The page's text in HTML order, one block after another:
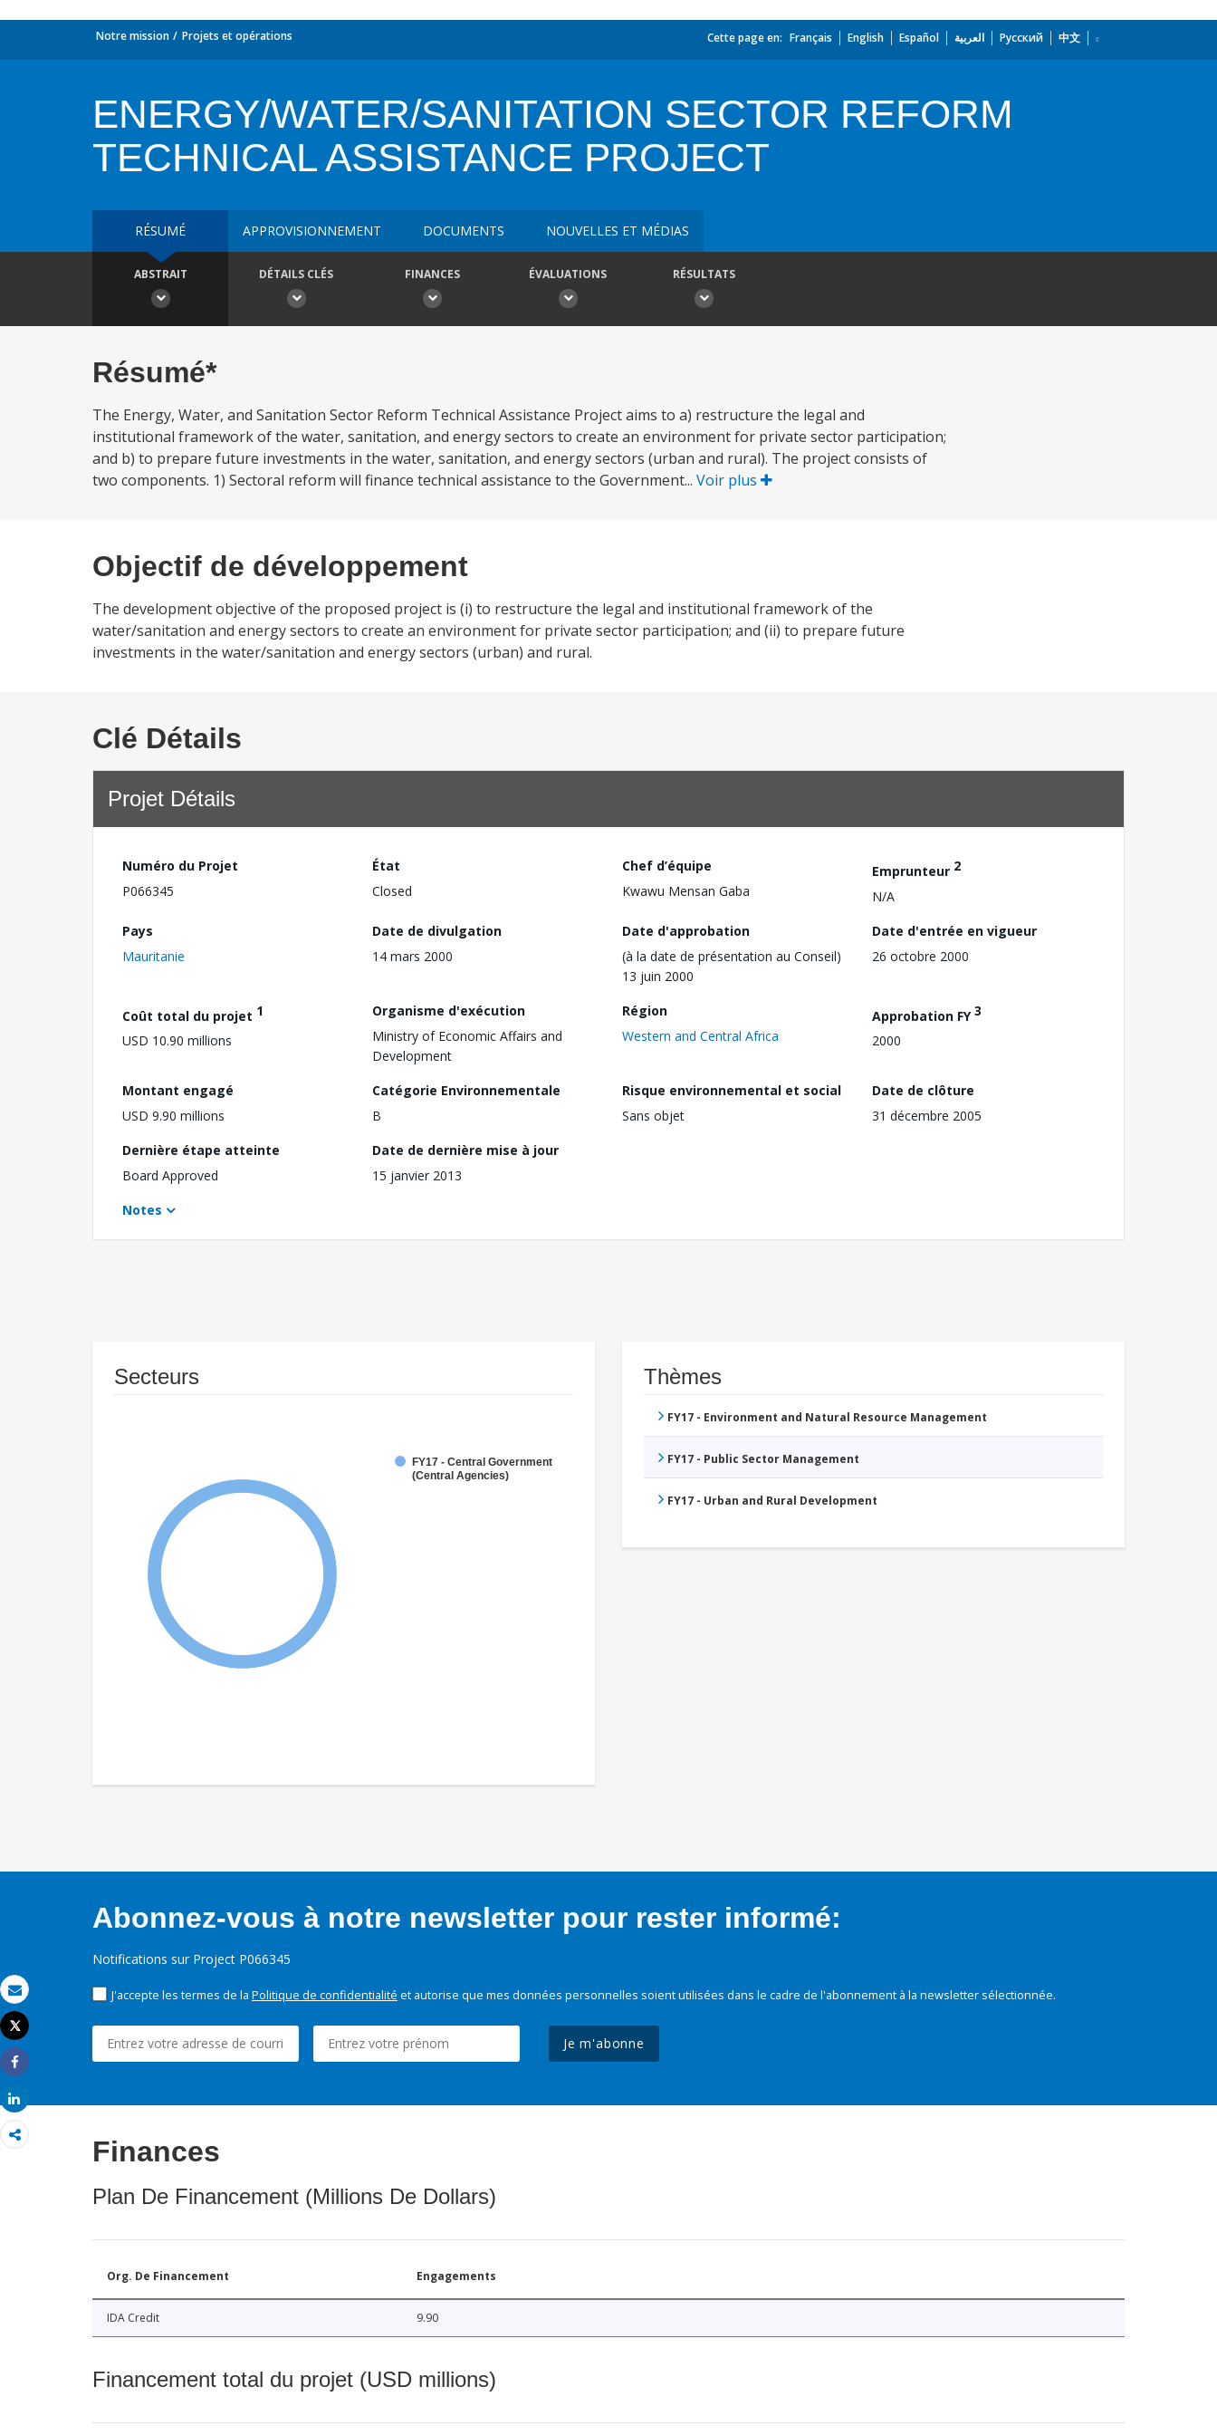
Email
Imprimer
Tweet
Share
Notre mission Projets et opérations Cette page en: Français English Español العربية Русский 中文
ENERGY/WATER/SANITATION SECTOR REFORM
TECHNICAL ASSISTANCE PROJECT
RÉSUMÉ APPROVISIONNEMENT DOCUMENTS NOUVELLES ET MÉDIAS
ABSTRAIT DÉTAILS CLÉS FINANCES ÉVALUATIONS RÉSULTATS
Résumé*
The Energy, Water, and Sanitation Sector Reform Technical Assistance Project aims to a) restructure the legal and
institutional framework of the water, sanitation, and energy sectors to create an environment for private sector participation;
and b) to prepare future investments in the water, sanitation, and energy sectors (urban and rural). The project consists of
two components. 1) Sectoral reform will finance technical assistance to the Government... Voir plus
Objectif de développement
The development objective of the proposed project is (i) to restructure the legal and institutional framework of the
water/sanitation and energy sectors to create an environment for private sector participation; and (ii) to prepare future
investments in the water/sanitation and energy sectors (urban) and rural.
Clé Détails
Projet Détails
Numéro du Projet
P066345
État
Closed
Chef d’équipe
Kwawu Mensan Gaba
Emprunteur 2
N/A
Pays
Mauritanie
Date de divulgation
14 mars 2000
Date d'approbation
(à la date de présentation au Conseil)
13 juin 2000
Date d'entrée en vigueur
26 octobre 2000
Coût total du projet 1
USD 10.90 millions
Organisme d'exécution
Ministry of Economic Affairs and
Development
Région
Western and Central Africa
Approbation FY3
2000
Montant engagé
USD 9.90 millions
Catégorie Environnementale
B
Risque environnemental et social
Sans objet
Date de clôture
31 décembre 2005
Dernière étape atteinte
Board Approved
Date de dernière mise à jour
15 janvier 2013
Notes
Secteurs
FY17 - Central Government
(Central Agencies)
Thèmes
FY17 - Environment and Natural Resource Management
FY17 - Public Sector Management
FY17 - Urban and Rural Development
Abonnez-vous à notre newsletter pour rester informé:
Notifications sur Project P066345
J'accepte les termes de la Politique de confidentialité et autorise que mes données personnelles soient utilisées dans le cadre de l'abonnement à la newsletter sélectionnée.
Je m'abonne
Finances
Plan De Financement (Millions De Dollars)
Org. De Financement Engagements
IDA Credit 9.90
Financement total du projet (USD millions)